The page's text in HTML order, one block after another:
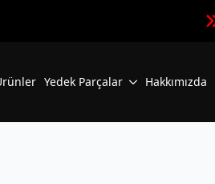
Yedek Parçalar Hakkımızda